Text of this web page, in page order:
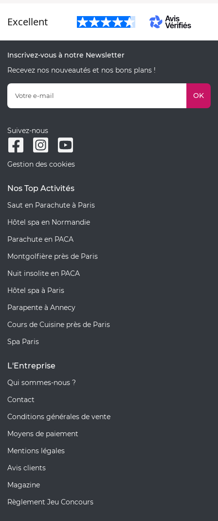
Excellent
Inscrivez-vous à notre Newsletter
Recevez nos nouveautés et nos bons plans !
OK
Suivez-nous
Gestion des cookies
Nos Top Activités
Saut en Parachute à Paris
Hôtel spa en Normandie
Parachute en PACA
Montgolfière près de Paris
Nuit insolite en PACA
Hôtel spa à Paris
Parapente à Annecy
Cours de Cuisine près de Paris
Spa Paris
L'Entreprise
Qui sommes-nous ?
Contact
Conditions générales de vente
Moyens de paiement
Mentions légales
Avis clients
Magazine
Règlement Jeu Concours